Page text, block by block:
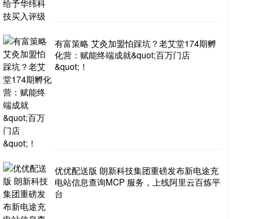
有富策略 艾灸加盟怕踩坑？老艾堂174期孵
化营：赋能终端成就&quot;百万门店
&quot;！
优优配送版 朗新科技集团重磅发布新电途充
电站信息查询MCP 服务，上线阿里云百炼平
台